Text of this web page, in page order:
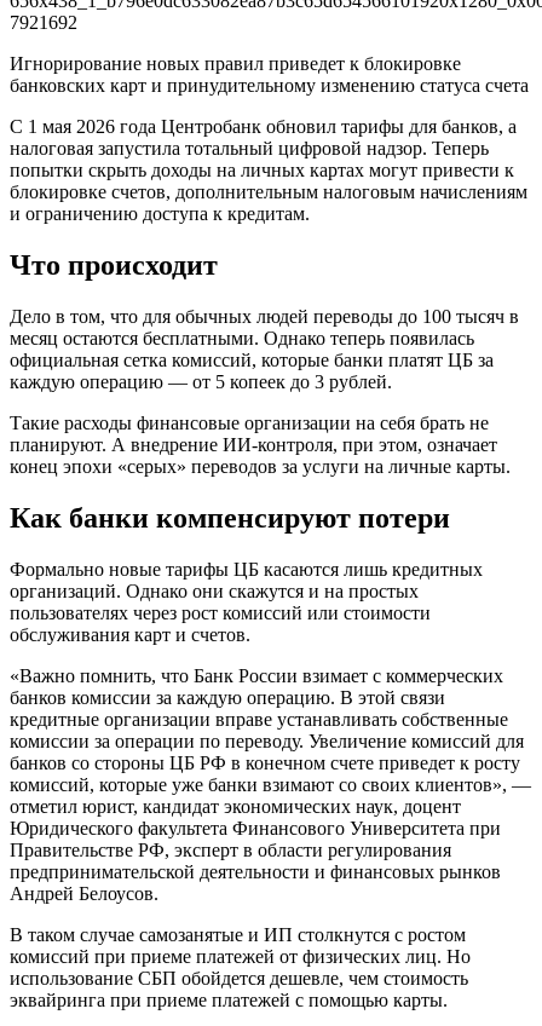
Игнорирование новых правил приведет к блокировке
банковских карт и принудительному изменению статуса счета
С 1 мая 2026 года Центробанк обновил тарифы для банков, а
налоговая запустила тотальный цифровой надзор. Теперь
попытки скрыть доходы на личных картах могут привести к
блокировке счетов, дополнительным налоговым начислениям
и ограничению доступа к кредитам.
Что происходит
Дело в том, что для обычных людей переводы до 100 тысяч в
месяц остаются бесплатными. Однако теперь появилась
официальная сетка комиссий, которые банки платят ЦБ за
каждую операцию — от 5 копеек до 3 рублей.
Такие расходы финансовые организации на себя брать не
планируют. А внедрение ИИ-контроля, при этом, означает
конец эпохи «серых» переводов за услуги на личные карты.
Как банки компенсируют потери
Формально новые тарифы ЦБ касаются лишь кредитных
организаций. Однако они скажутся и на простых
пользователях через рост комиссий или стоимости
обслуживания карт и счетов.
«Важно помнить, что Банк России взимает с коммерческих
банков комиссии за каждую операцию. В этой связи
кредитные организации вправе устанавливать собственные
комиссии за операции по переводу. Увеличение комиссий для
банков со стороны ЦБ РФ в конечном счете приведет к росту
комиссий, которые уже банки взимают со своих клиентов», —
отметил юрист, кандидат экономических наук, доцент
Юридического факультета Финансового Университета при
Правительстве РФ, эксперт в области регулирования
предпринимательской деятельности и финансовых рынков
Андрей Белоусов.
В таком случае самозанятые и ИП столкнутся с ростом
комиссий при приеме платежей от физических лиц. Но
использование СБП обойдется дешевле, чем стоимость
эквайринга при приеме платежей с помощью карты.